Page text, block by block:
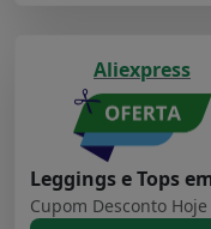
Aliexpress
Leggings e Tops
Cupom Desconto